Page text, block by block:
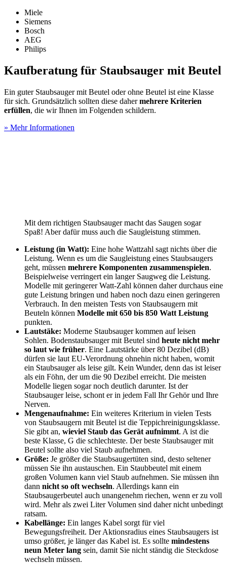
Miele
Siemens
Bosch
AEG
Philips
Kaufberatung für Staubsauger mit Beutel
Ein guter Staubsauger mit Beutel oder ohne Beutel ist eine Klasse
für sich. Grundsätzlich sollten diese dahermehrere Kriterien
erfüllen, die wir Ihnen im Folgenden schildern.
» Mehr Informationen
Mit dem richtigen Staubsauger macht das Saugen sogar
Spaß! Aber dafür muss auch die Saugleistung stimmen.
Leistung (in Watt): Eine hohe Wattzahl sagt nichts über die
Leistung. Wenn es um die Saugleistung eines Staubsaugers
geht, müssen mehrere Komponenten zusammenspielen.
Beispielweise verringert ein langer Saugweg die Leistung.
Modelle mit geringerer Watt-Zahl können daher durchaus eine
gute Leistung bringen und haben noch dazu einen geringeren
Verbrauch. In den meisten Tests von Staubsaugern mit
Beuteln können Modelle mit 650 bis 850 Watt Leistung
punkten.
Lautstäke: Moderne Staubsauger kommen auf leisen
Sohlen. Bodenstaubsauger mit Beutel sind heute nicht mehr
so laut wie früher. Eine Lautstärke über 80 Dezibel (dB)
dürfen sie laut EU-Verordnung ohnehin nicht haben, womit
ein Staubsauger als leise gilt. Kein Wunder, denn das ist leiser
als ein Föhn, der um die 90 Dezibel erreicht. Die meisten
Modelle liegen sogar noch deutlich darunter. Ist der
Staubsauger leise, schont er in jedem Fall Ihr Gehör und Ihre
Nerven.
Mengenaufnahme: Ein weiteres Kriterium in vielen Tests
von Staubsaugern mit Beutel ist die Teppichreinigungsklasse.
Sie gibt an, wieviel Staub das Gerät aufnimmt. A ist die
beste Klasse, G die schlechteste. Der beste Staubsauger mit
Beutel sollte also viel Staub aufnehmen.
Größe: Je größer die Staubsaugertüten sind, desto seltener
müssen Sie ihn austauschen. Ein Staubbeutel mit einem
großen Volumen kann viel Staub aufnehmen. Sie müssen ihn
dann nicht so oft wechseln. Allerdings kann ein
Staubsaugerbeutel auch unangenehm riechen, wenn er zu voll
wird. Mehr als zwei Liter Volumen sind daher nicht unbedingt
ratsam.
Kabellänge: Ein langes Kabel sorgt für viel
Bewegungsfreiheit. Der Aktionsradius eines Staubsaugers ist
umso größer, je länger das Kabel ist. Es sollte mindestens
neun Meter lang sein, damit Sie nicht ständig die Steckdose
wechseln müssen.